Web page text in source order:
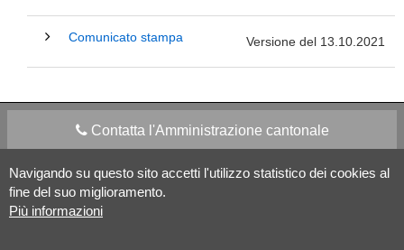
Navigando su questo sito accetti l'utilizzo statistico dei cookies al
fine del suo miglioramento.
Più informazioni
Comunicato stampa Versione del 13.10.2021
Contatta l'Amministrazione cantonale
Apps Mobile Social media